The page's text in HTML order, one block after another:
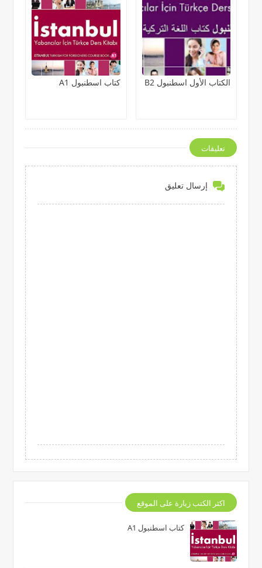
الكتاب الأول اسطنبول B2 كتاب اسطنبول A1
تعليقات
إرسال تعليق
اكثر الكتب زيارة على الموقع
كتاب اسطنبول A1